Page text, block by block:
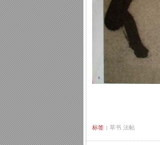
标签： 草书 法帖